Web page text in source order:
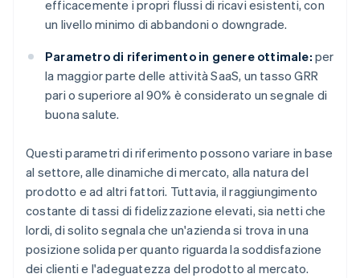
efficacemente i propri flussi di ricavi esistenti, con
un livello minimo di abbandoni o downgrade.
Parametro di riferimento in genere ottimale: per
la maggior parte delle attività SaaS, un tasso GRR
pari o superiore al 90% è considerato un segnale di
buona salute.
Questi parametri di riferimento possono variare in base
al settore, alle dinamiche di mercato, alla natura del
prodotto e ad altri fattori. Tuttavia, il raggiungimento
costante di tassi di fidelizzazione elevati, sia netti che
lordi, di solito segnala che un'azienda si trova in una
posizione solida per quanto riguarda la soddisfazione
dei clienti e l'adeguatezza del prodotto al mercato.